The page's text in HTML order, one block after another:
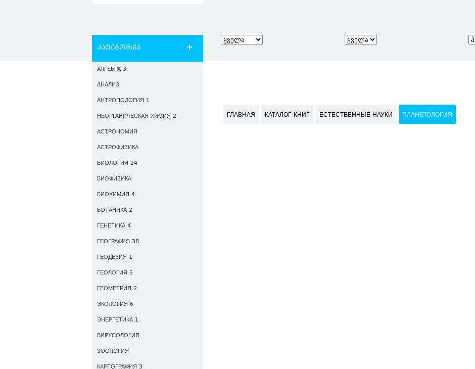
კატეგორია
АЛГЕБРА 3
АНАЛИЗ
АНТРОПОЛОГИЯ 1
НЕОРГАНИЧЕСКАЯ ХИМИЯ 2
АСТРОНОМИЯ
АСТРОФИЗИКА
БИОЛОГИЯ 24
БИОФИЗИКА
БИОХИМИЯ 4
БОТАНИКА 2
ГЕНЕТИКА 4
ГЕОГРАФИЯ 38
ГЕОДЕЗИЯ 1
ГЕОЛОГИЯ 5
ГЕОМЕТРИЯ 2
ЭКОЛОГИЯ 6
ЭНЕРГЕТИКА 1
ВИРУСОЛОГИЯ
ЗООЛОГИЯ
КАРТОГРАФИЯ 3
ГЛАВНАЯ КАТАЛОГ КНИГ ЕСТЕСТВЕННЫЕ НАУКИ ПЛАНЕТОЛОГИЯ